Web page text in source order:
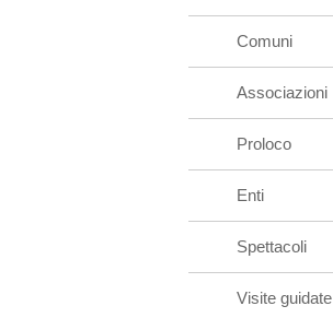
Comuni
Associazioni
Proloco
Enti
Spettacoli
Visite guidate